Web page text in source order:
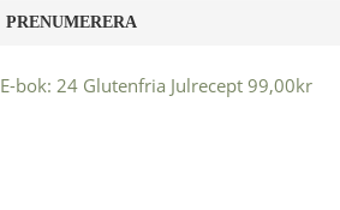
E-bok: 24 Glutenfria Julrecept 99,00kr